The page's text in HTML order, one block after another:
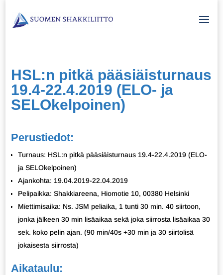
HSL:n pitkä pääsiäisturnaus
19.4-22.4.2019 (ELO- ja
SELOkelpoinen)
Perustiedot:
Turnaus: HSL:n pitkä pääsiäisturnaus 19.4-22.4.2019 (ELO-
ja SELOkelpoinen)
Ajankohta: 19.04.2019-22.04.2019
Pelipaikka: Shakkiareena, Hiomotie 10, 00380 Helsinki
Miettimisaika: Ns. JSM peliaika, 1 tunti 30 min. 40 siirtoon,
jonka jälkeen 30 min lisäaikaa sekä joka siirrosta lisäaikaa 30
sek. koko pelin ajan. (90 min/40s +30 min ja 30 siirtolisä
jokaisesta siirrosta)
Aikataulu: